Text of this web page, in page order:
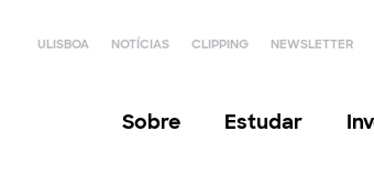
ULISBOA NOTÍCIAS CLIPPING NEWSLETTER
Sobre Estudar